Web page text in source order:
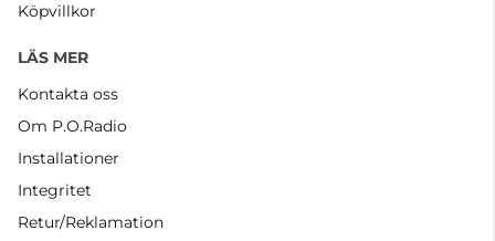
Köpvillkor
LÄS MER
Kontakta oss
Om P.O.Radio
Installationer
Integritet
Retur/Reklamation